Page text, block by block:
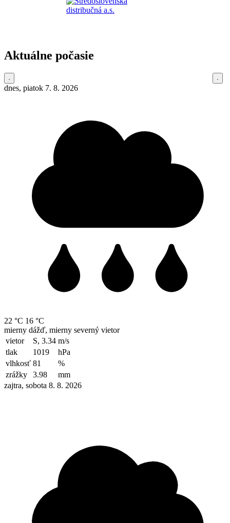
Aktuálne počasie
dnes, piatok 7. 8. 2026
22 °C 16 °C
mierny dážď, mierny severný vietor
vietor
S, 3.34 m/s
tlak
1019
hPa
vlhkosť 81
%
zrážky
3.98
mm
zajtra, sobota 8. 8. 2026